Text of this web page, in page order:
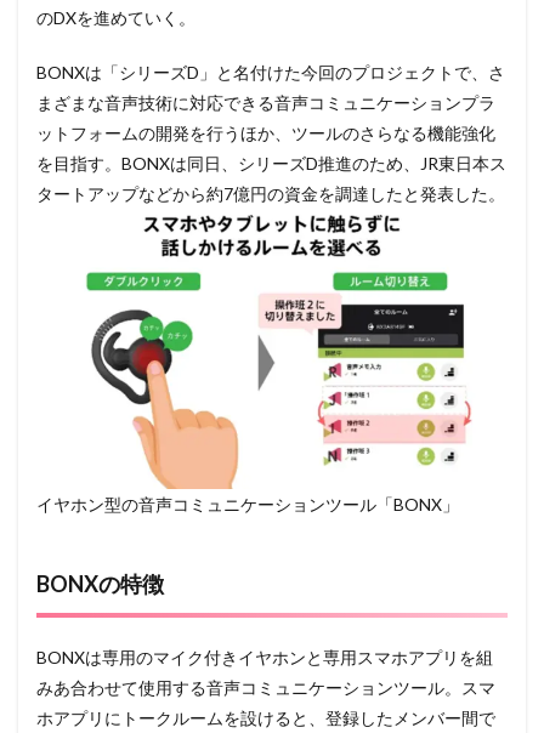
のDXを進めていく。
BONXは「シリーズD」と名付けた今回のプロジェクトで、さ
まざまな音声技術に対応できる音声コミュニケーションプラ
ットフォームの開発を行うほか、ツールのさらなる機能強化
を目指す。BONXは同日、シリーズD推進のため、JR東日本ス
タートアップなどから約7億円の資金を調達したと発表した。
イヤホン型の音声コミュニケーションツール「BONX」
BONXの特徴
BONXは専用のマイク付きイヤホンと専用スマホアプリを組
みあ合わせて使用する音声コミュニケーションツール。スマ
ホアプリにトークルームを設けると、登録したメンバー間で